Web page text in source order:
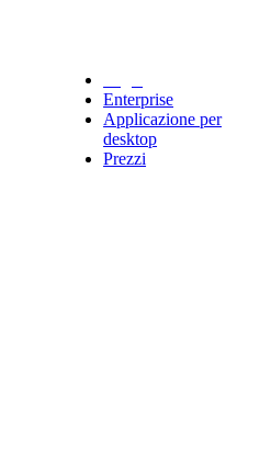
Enterprise
Applicazione per
desktop
Prezzi